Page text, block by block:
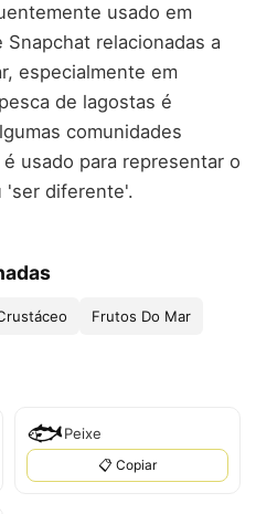
usado em
relacionadas a
especialmente em
de lagostas é
comunidades
usado para representar o
'ser diferente'.
Frutos Do Mar
🐟Peixe
📋 Copiar